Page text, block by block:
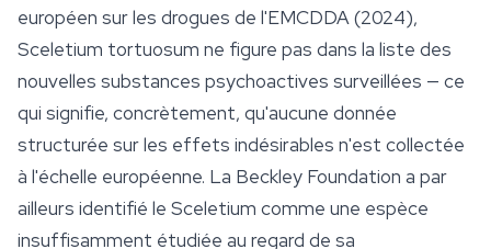
européen sur les drogues de l'EMCDDA (2024),
Sceletium tortuosum ne figure pas dans la liste des
nouvelles substances psychoactives surveillées — ce
qui signifie, concrètement, qu'aucune donnée
structurée sur les effets indésirables n'est collectée
à l'échelle européenne. La Beckley Foundation a par
ailleurs identifié le Sceletium comme une espèce
insuffisamment étudiée au regard de sa